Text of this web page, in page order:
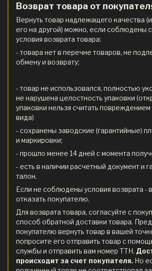
Возврат товара от
Вернуть товар надлежащего качества
его на другой) можно, если соблюдены
условия возврата товара:
- товара нет в перечне товаров, не
обмену и возврату;
- товар не использовался, полностью
не нарушена целостность упаковки
упаковки нельзя считать повреждением
вида)
- сохранены заводские (гарантийные)
и маркировки;
- прошло менее 14 дней с момента
- есть в наличии расчетный документ и
талон.
Если не соблюдены условия возврата -
отказать покупателю.
Для возврата товара, согласуйте с
способ обратной доставки товара.
покупателю вернуть товар в вашей
попросите его отправить товар с
службы и отправить вам номер ТТН.
происходит за счет покупателя. Но